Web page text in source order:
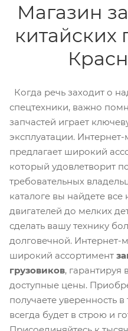
Магазин
китайских
Когда речь заходит о
спецтехники, важно
запчастей играет
эксплуатации. Интернет-
предлагает широкий
который удовлетворит
требовательных
каталоге вы найдете
двигателей до мелких
сделать вашу технику
долговечной. Интернет-
широкий ассортимент
грузовиков, гарантируя
доступные цены.
получаете уверенность
всегда будет в строю и